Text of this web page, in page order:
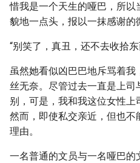
惜我是一个天生的哑巴，所
貌地一点头，报以一抹感谢的
“别笑了，真丑，还不去收拾
虽然她看似凶巴巴地斥骂着
丝无奈。尽管过去一直是上
别，可是，我和我这位女性上
然而，即使私交亲近，但也
理由。
一名普通的文员与一名哑巴